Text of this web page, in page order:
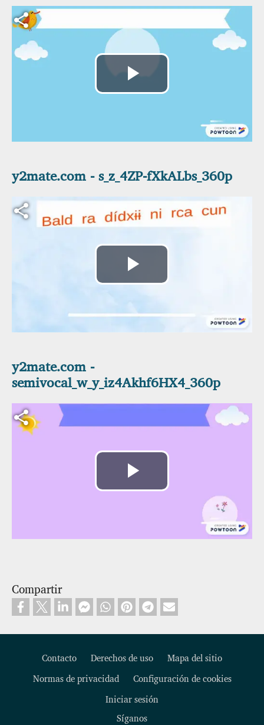
Archivo de vídeo
Reproducir
Archivo de vídeo
Reproducir
Vídeo
y2mate.com - s_z_4ZP-fXkALbs_360p
Archivo de vídeo
Reproducir
y2mate.com -
semivocal_w_y_iz4Akhf6HX4_360p
Compartir
Footer
Contacto Derechos de uso
Mapa del sitio
Normas de privacidad
Configuración de cookies
Iniciar sesión
Síganos